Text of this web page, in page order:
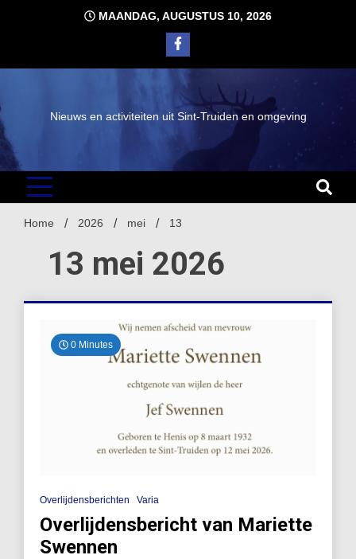
MAANDAG, AUGUSTUS 10, 2026
Nieuws en activiteiten uit Sint-Truiden en omgeving
Home 2026 mei 13
13 mei 2026
0 Minutes
Overlijdensberichten Varia
Overlijdensbericht van Mariette
Swennen